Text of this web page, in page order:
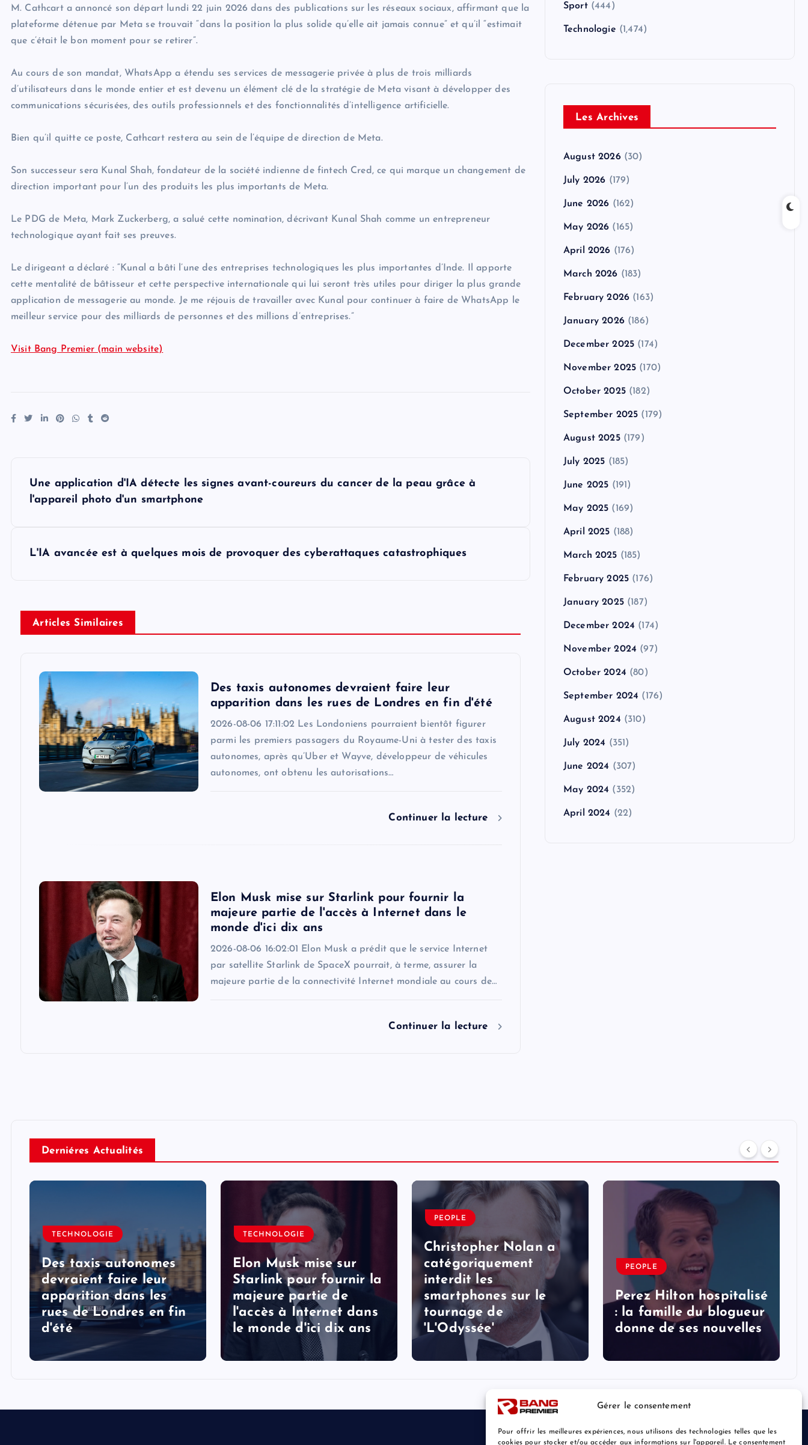
Gérer le consentement
Pour offrir les meilleures expériences, nous utilisons des technologies telles que les
cookies pour stocker et/ou accéder aux informations sur l'appareil. Le consentement
M. Cathcart a annoncé son départ lundi 22 juin 2026 dans des publications sur les réseaux sociaux, affirmant que la
plateforme détenue par Meta se trouvait “dans la position la plus solide qu’elle ait jamais connue” et qu’il “estimait
que c’était le bon moment pour se retirer”.
Au cours de son mandat, WhatsApp a étendu ses services de messagerie privée à plus de trois milliards
d’utilisateurs dans le monde entier et est devenu un élément clé de la stratégie de Meta visant à développer des
communications sécurisées, des outils professionnels et des fonctionnalités d’intelligence artificielle.
Bien qu’il quitte ce poste, Cathcart restera au sein de l’équipe de direction de Meta.
Son successeur sera Kunal Shah, fondateur de la société indienne de fintech Cred, ce qui marque un changement de
direction important pour l’un des produits les plus importants de Meta.
Le PDG de Meta, Mark Zuckerberg, a salué cette nomination, décrivant Kunal Shah comme un entrepreneur
technologique ayant fait ses preuves.
Le dirigeant a déclaré : “Kunal a bâti l’une des entreprises technologiques les plus importantes d’Inde. Il apporte
cette mentalité de bâtisseur et cette perspective internationale qui lui seront très utiles pour diriger la plus grande
application de messagerie au monde. Je me réjouis de travailler avec Kunal pour continuer à faire de WhatsApp le
meilleur service pour des milliards de personnes et des millions d’entreprises.”
Visit Bang Premier (main website)
n
a
Une application d'IA détecte les signes avant-coureurs du cancer de la peau grâce à
l'appareil photo d'un smartphone
L'IA avancée est à quelques mois de provoquer des cyberattaques catastrophiques
Articles Similaires
Des taxis autonomes devraient faire leur
apparition dans les rues de Londres en fin d'été
2026-08-06 17:11:02 Les Londoniens pourraient bientôt figurer
parmi les premiers passagers du Royaume-Uni à tester des taxis
autonomes, après qu’Uber et Wayve, développeur de véhicules
autonomes, ont obtenu les autorisations…
Continuer la lecture
Elon Musk mise sur Starlink pour fournir la
majeure partie de l'accès à Internet dans le
monde d'ici dix ans
2026-08-06 16:02:01 Elon Musk a prédit que le service Internet
par satellite Starlink de SpaceX pourrait, à terme, assurer la
majeure partie de la connectivité Internet mondiale au cours de…
Continuer la lecture
Sport(444)
Technologie (1,474)
Les Archives
August 2026(30)
July 2026 (179)
June 2026 (162)
May 2026 (165)
April 2026 (176)
March 2026 (183)
February 2026 (163)
January 2026(186)
December 2025 (174)
November 2025 (170)
October 2025(182)
September 2025 (179)
August 2025(179)
July 2025 (185)
June 2025 (191)
May 2025 (169)
April 2025 (188)
March 2025 (185)
February 2025 (176)
January 2025(187)
December 2024 (174)
November 2024 (97)
October 2024 (80)
September 2024 (176)
August 2024 (310)
July 2024 (351)
June 2024 (307)
May 2024 (352)
April 2024 (22)
Derniéres Actualités
TECHNOLOGIE
Des taxis autonomes
devraient faire leur
apparition dans les
rues de Londres en fin
d'été
TECHNOLOGIE
Elon Musk mise sur
Starlink pour fournir la
majeure partie de
l'accès à Internet dans
le monde d'ici dix ans
PEOPLE
Christopher Nolan a
catégoriquement
interdit les
smartphones sur le
tournage de
'L'Odyssée'
PEOPLE
Perez Hilton hospitalisé
: la famille du blogueur
donne de ses nouvelles